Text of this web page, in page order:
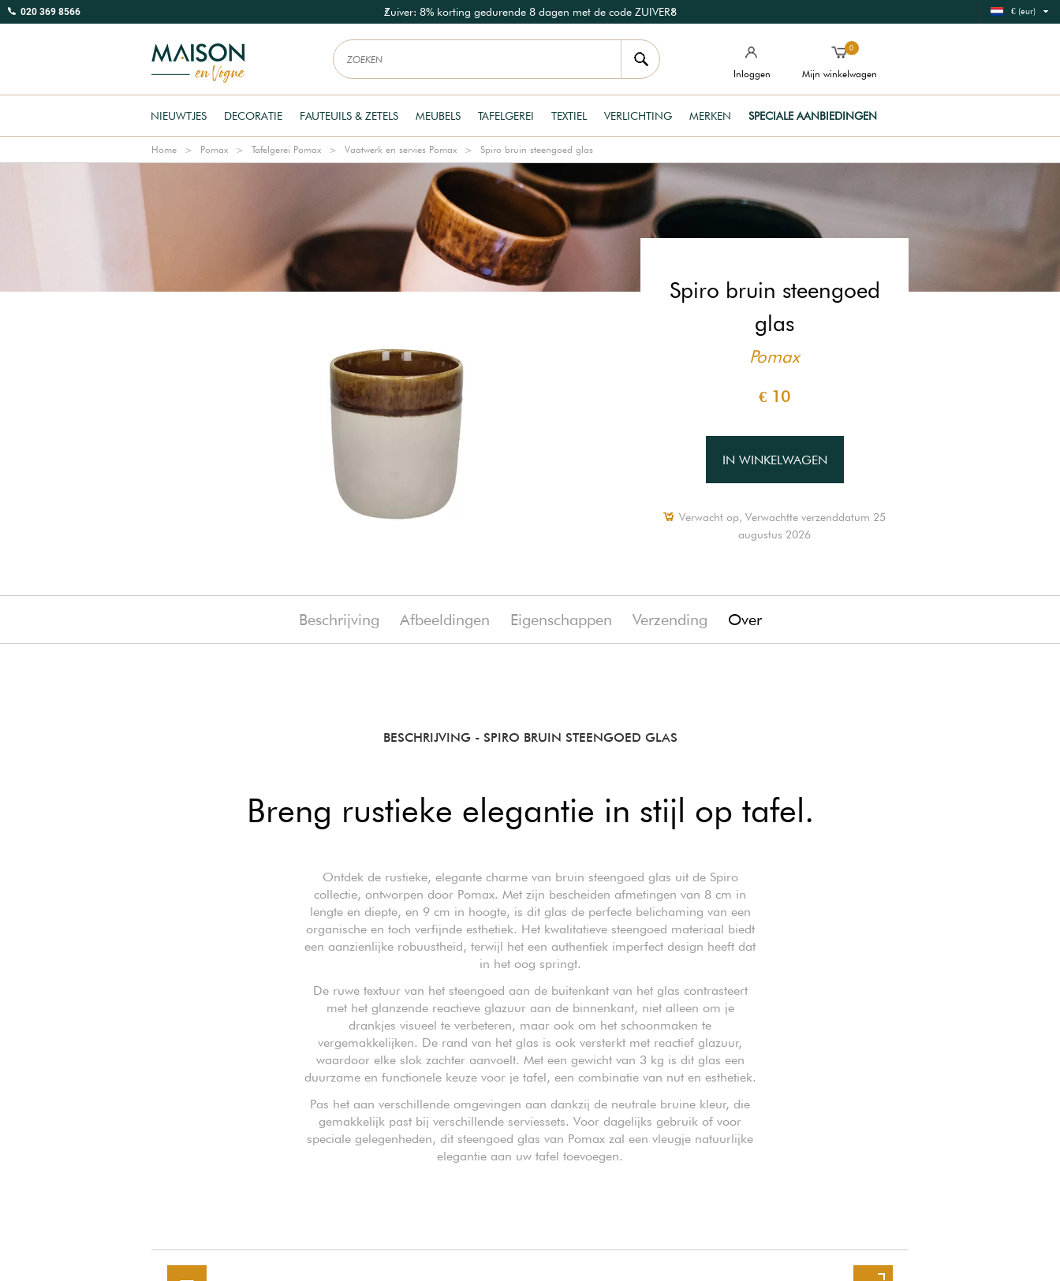
020 369 8566 Zuiver: 8% korting gedurende 8 dagen met de code ZUIVER8 € (eur)
Inloggen
0
Mijn winkelwagen
NIEUWTJES DECORATIE FAUTEUILS & ZETELS MEUBELS TAFELGEREI TEXTIEL VERLICHTING MERKEN SPECIALE AANBIEDINGEN
Home Pomax Tafelgerei Pomax Vaatwerk en servies Pomax Spiro bruin steengoed glas
Spiro bruin steengoed
glas
Pomax
€ 10
IN WINKELWAGEN
Verwacht op, Verwachtte verzenddatum 25
augustus 2026
Beschrijving Afbeeldingen Eigenschappen Verzending Over
BESCHRIJVING - SPIRO BRUIN STEENGOED GLAS
Breng rustieke elegantie in stijl op tafel.
Ontdek de rustieke, elegante charme van bruin steengoed glas uit de Spiro
collectie, ontworpen door Pomax. Met zijn bescheiden afmetingen van 8 cm in
lengte en diepte, en 9 cm in hoogte, is dit glas de perfecte belichaming van een
organische en toch verfijnde esthetiek. Het kwalitatieve steengoed materiaal biedt
een aanzienlijke robuustheid, terwijl het een authentiek imperfect design heeft dat
in het oog springt.
De ruwe textuur van het steengoed aan de buitenkant van het glas contrasteert
met het glanzende reactieve glazuur aan de binnenkant, niet alleen om je
drankjes visueel te verbeteren, maar ook om het schoonmaken te
vergemakkelijken. De rand van het glas is ook versterkt met reactief glazuur,
waardoor elke slok zachter aanvoelt. Met een gewicht van 3 kg is dit glas een
duurzame en functionele keuze voor je tafel, een combinatie van nut en esthetiek.
Pas het aan verschillende omgevingen aan dankzij de neutrale bruine kleur, die
gemakkelijk past bij verschillende serviessets. Voor dagelijks gebruik of voor
speciale gelegenheden, dit steengoed glas van Pomax zal een vleugje natuurlijke
elegantie aan uw tafel toevoegen.